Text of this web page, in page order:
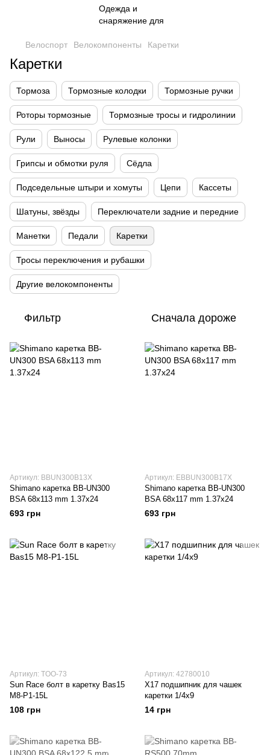
Велоспорт Велокомпоненты Каретки
Каретки
Тормоза Тормозные колодки Тормозные ручки
Роторы тормозные Тормозные тросы и гидролинии
Рули Выносы Рулевые колонки
Грипсы и обмотки руля Cёдла
Подседельные штыри и хомуты Цепи Кассеты
Шатуны, звёзды Переключатели задние и передние
Манетки Педали Каретки
Тросы переключения и рубашки
Другие велокомпоненты
Фильтр Сначала дороже
Артикул: BBUN300B13X
Shimano каретка BB-UN300
BSA 68x113 mm 1.37x24
693 грн
Артикул: EBBUN300B17X
Shimano каретка BB-UN300
BSA 68x117 mm 1.37x24
693 грн
Артикул: TOO-73
Sun Race болт в каретку Bas15
M8-P1-15L
108 грн
Артикул: 42780010
X17 подшипник для чашек
каретки 1/4x9
14 грн